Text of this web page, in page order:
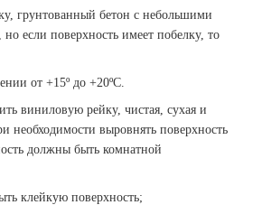
грунтованный бетон с небольшими
если поверхность имеет побелку, то
от +15º до +20ºС.
виниловую рейку, чистая, сухая и
необходимости выровнять поверхность
должны быть комнатной
клейкую поверхность;